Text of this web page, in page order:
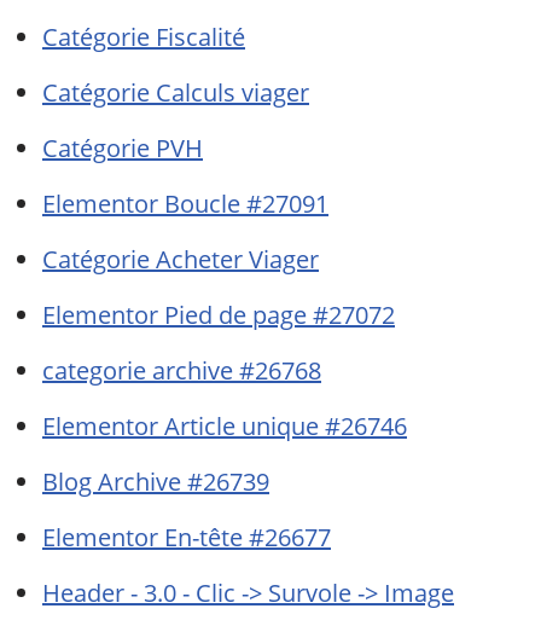
Catégorie Fiscalité
Catégorie Calculs viager
Catégorie PVH
Elementor Boucle #27091
Catégorie Acheter Viager
Elementor Pied de page #27072
categorie archive #26768
Elementor Article unique #26746
Blog Archive #26739
Elementor En-tête #26677
Header - 3.0 - Clic -> Survole -> Image